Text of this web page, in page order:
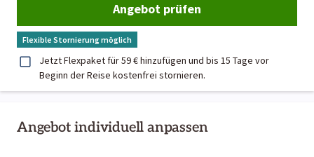
Angebot individuell anpassen
Angebot prüfen
Flexible Stornierung möglich
Jetzt Flexpaket für 59 € hinzufügen und bis 15 Tage vor
Beginn der Reise kostenfrei stornieren.